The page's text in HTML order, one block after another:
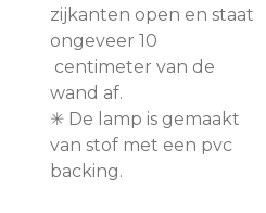
zijkanten open en staat
ongeveer 10
centimeter van de
wand af.
✳︎ De lamp is gemaakt
van stof met een pvc
backing.